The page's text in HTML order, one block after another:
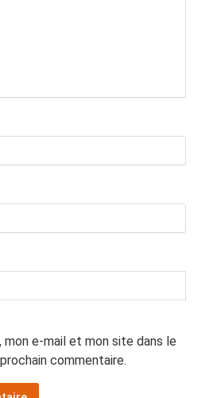
mon e-mail et mon site dans le
commentaire.